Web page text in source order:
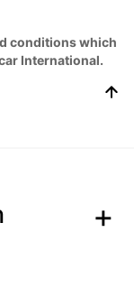
conditions which
International.